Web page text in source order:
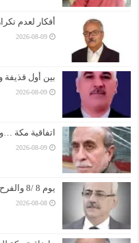
أفكار لعدم
2026-08-09
بين أول
2026-08-09
اتفاقية مكة
2026-08-09
يوم 8 /8 والفرح لآخر مرة! فلاح المشعل
2026-08-08